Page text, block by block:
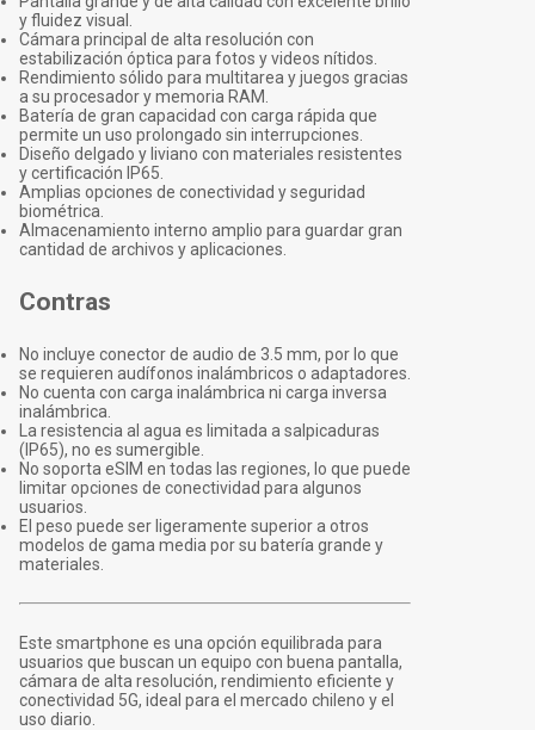
y fluidez visual.
Cámara principal de alta resolución con
estabilización óptica para fotos y videos nítidos.
Rendimiento sólido para multitarea y juegos gracias
a su procesador y memoria RAM.
Batería de gran capacidad con carga rápida que
permite un uso prolongado sin interrupciones.
Diseño delgado y liviano con materiales resistentes
y certificación IP65.
Amplias opciones de conectividad y seguridad
biométrica.
Almacenamiento interno amplio para guardar gran
cantidad de archivos y aplicaciones.
Contras
No incluye conector de audio de 3.5 mm, por lo que
se requieren audífonos inalámbricos o adaptadores.
No cuenta con carga inalámbrica ni carga inversa
inalámbrica.
La resistencia al agua es limitada a salpicaduras
(IP65), no es sumergible.
No soporta eSIM en todas las regiones, lo que puede
limitar opciones de conectividad para algunos
usuarios.
El peso puede ser ligeramente superior a otros
modelos de gama media por su batería grande y
materiales.
Este smartphone es una opción equilibrada para
usuarios que buscan un equipo con buena pantalla,
cámara de alta resolución, rendimiento eficiente y
conectividad 5G, ideal para el mercado chileno y el
uso diario.